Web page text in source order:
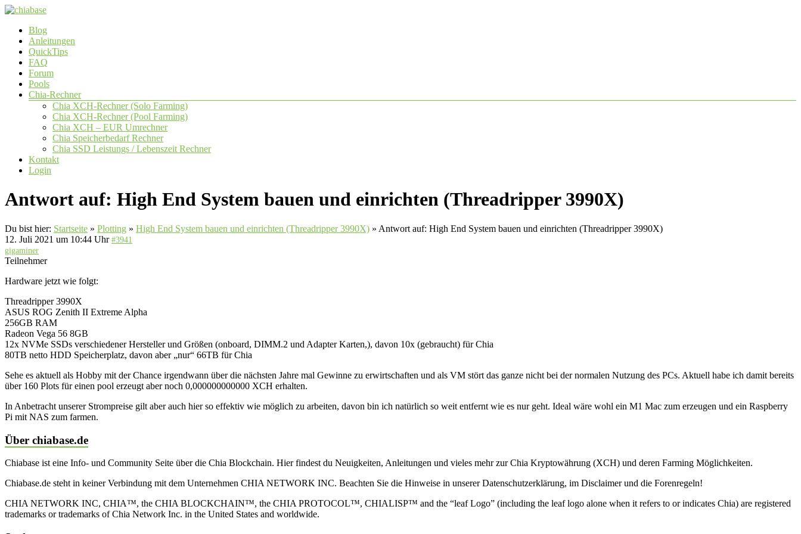
Zum
springen
chiabase
CHIA
Info-
Community
Seite
Menü
Blog
Anleitungen
QuickTips
FAQ
Forum
Pools
Chia-Rechner
Chia XCH-Rechner (Solo Farming)
Chia XCH-Rechner (Pool Farming)
Chia XCH – EUR Umrechner
Chia Speicherbedarf Rechner
Chia SSD Leistungs / Lebenszeit Rechner
Kontakt
Login
Antwort auf: High End System bauen und einrichten (Threadripper 3990X)
Du bist hier: Startseite » Plotting » High End System bauen und einrichten (Threadripper 3990X) » Antwort auf: High End System bauen und einrichten (Threadripper 3990X)
12. Juli 2021 um 10:44 Uhr #3941
gigaminer
Teilnehmer
Hardware jetzt wie folgt:
Threadripper 3990X
ASUS ROG Zenith II Extreme Alpha
256GB RAM
Radeon Vega 56 8GB
12x NVMe SSDs verschiedener Hersteller und Größen (onboard, DIMM.2 und Adapter Karten,), davon 10x (gebraucht) für Chia
80TB netto HDD Speicherplatz, davon aber „nur“ 66TB für Chia
Sehe es aktuell als Hobby mit der Chance irgendwann über die nächsten Jahre mal Gewinne zu erwirtschaften und als VM stört das ganze nicht bei der normalen Nutzung des PCs. Aktuell habe ich damit bereits
über 160 Plots für einen pool erzeugt aber noch 0,000000000000 XCH erhalten.
In Anbetracht unserer Strompreise gilt aber auch hier so effektiv wie möglich zu arbeiten, davon bin ich natürlich so weit entfernt wie es nur geht. Ideal wäre wohl ein M1 Mac zum erzeugen und ein Raspberry
Pi mit NAS zum farmen.
Über chiabase.de
Chiabase ist eine Info- und Community Seite über die Chia Blockchain. Hier findest du Neuigkeiten, Anleitungen und vieles mehr zur Chia Kryptowährung (XCH) und deren Farming Möglichkeiten.
Chiabase.de steht in keiner Verbindung mit dem Unternehmen CHIA NETWORK INC. Beachten Sie die Hinweise in unserer Datenschutzerklärung, im Disclaimer und die Forenregeln!
CHIA NETWORK INC, CHIA™, the CHIA BLOCKCHAIN™, the CHIA PROTOCOL™, CHIALISP™ and the “leaf Logo” (including the leaf logo alone when it refers to or indicates Chia) are registered
trademarks or trademarks of Chia Network Inc. in the United States and worldwide.